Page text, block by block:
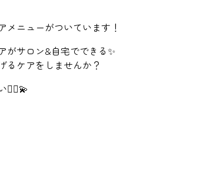
メニューがついています！
がサロン&自宅でできる✨
るケアをしませんか？
💆‍♀️💫